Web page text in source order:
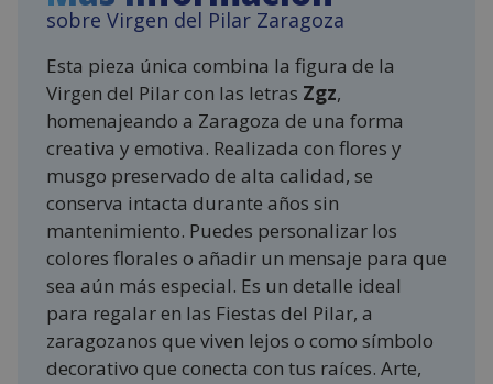
sobre Virgen del Pilar Zaragoza
Esta pieza única combina la figura de la
Virgen del Pilar con las letras Zgz,
homenajeando a Zaragoza de una forma
creativa y emotiva. Realizada con flores y
musgo preservado de alta calidad, se
conserva intacta durante años sin
mantenimiento. Puedes personalizar los
colores florales o añadir un mensaje para que
sea aún más especial. Es un detalle ideal
para regalar en las Fiestas del Pilar, a
zaragozanos que viven lejos o como símbolo
decorativo que conecta con tus raíces. Arte,